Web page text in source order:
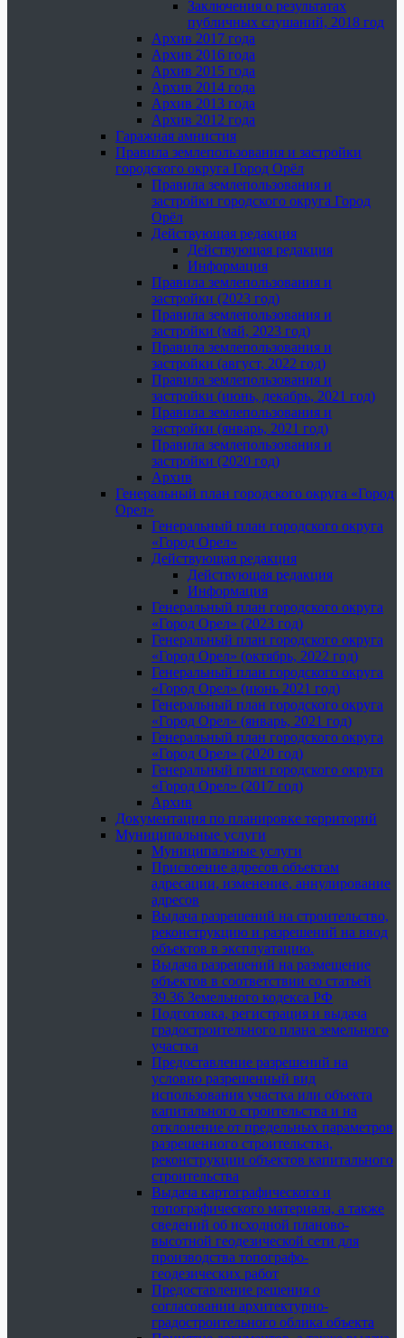
Заключения о результатах
публичных слушаний, 2018 год
Архив 2017 года
Архив 2016 года
Архив 2015 года
Архив 2014 года
Архив 2013 года
Архив 2012 года
Гаражная амнистия
Правила землепользования и застройки
городского округа Город Орёл
Правила землепользования и
застройки городского округа Город
Орёл
Действующая редакция
Действующая редакция
Информация
Правила землепользования и
застройки (2023 год)
Правила землепользования и
застройки (май, 2023 год)
Правила землепользования и
застройки (август, 2022 год)
Правила землепользования и
застройки (июнь, декабрь, 2021 год)
Правила землепользования и
застройки (январь, 2021 год)
Правила землепользования и
застройки (2020 год)
Архив
Генеральный план городского округа «Город
Орел»
Генеральный план городского округа
«Город Орел»
Действующая редакция
Действующая редакция
Информация
Генеральный план городского округа
«Город Орел» (2023 год)
Генеральный план городского округа
«Город Орел» (октябрь, 2022 год)
Генеральный план городского округа
«Город Орел» (июнь 2021 год)
Генеральный план городского округа
«Город Орел» (январь, 2021 год)
Генеральный план городского округа
«Город Орел» (2020 год)
Генеральный план городского округа
«Город Орел» (2017 год)
Архив
Документация по планировке территорий
Муниципальные услуги
Муниципальные услуги
Присвоение адресов объектам
адресации, изменение, аннулирование
адресов
Выдача разрешений на строительство,
реконструкцию и разрешений на ввод
объектов в эксплуатацию.
Выдача разрешений на размещение
объектов в соответствии со статьей
39.36 Земельного кодекса РФ
Подготовка, регистрация и выдача
градостроительного плана земельного
участка
Предоставление разрешений на
условно разрешенный вид
использования участка или объекта
капитального строительства и на
отклонение от предельных параметров
разрешенного строительства,
реконструкции объектов капитального
строительства
Выдача картографического и
топографического материала, а также
сведений об исходной планово-
высотной геодезической сети для
производства топографо-
геодезических работ
Предоставление решения о
согласовании архитектурно-
градостроительного облика объекта